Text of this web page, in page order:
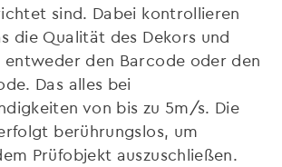
sind. Dabei kontrollieren
die Qualität des Dekors und
entweder den Barcode oder den
Das alles bei
von bis zu 5m/s. Die
berührungslos, um
Prüfobjekt auszuschließen.